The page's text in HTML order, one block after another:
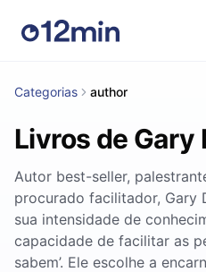
Categorias author
Livros de Gary
Autor best-seller,
procurado facilitador, Gary
sua intensidade de
capacidade de facilitar as
sabem’. Ele escolhe a